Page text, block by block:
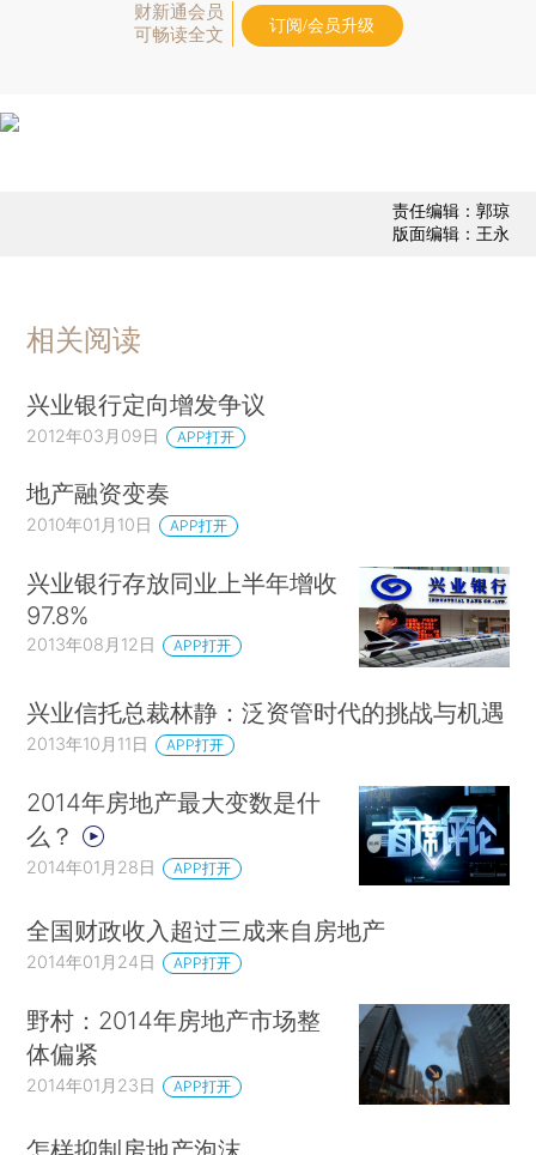
财新通会员
可畅读全文
订阅/会员升级
责任编辑：郭琼
版面编辑：王永
相关阅读
兴业银行定向增发争议
2012年03月09日 APP打开
地产融资变奏
2010年01月10日 APP打开
兴业银行存放同业上半年增收
97.8%
2013年08月12日 APP打开
兴业信托总裁林静：泛资管时代的挑战与机遇
2013年10月11日 APP打开
2014年房地产最大变数是什
么？
2014年01月28日 APP打开
全国财政收入超过三成来自房地产
2014年01月24日 APP打开
野村：2014年房地产市场整
体偏紧
2014年01月23日 APP打开